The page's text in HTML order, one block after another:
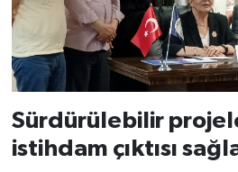
Sürdürülebilir
istihdam çıktısı